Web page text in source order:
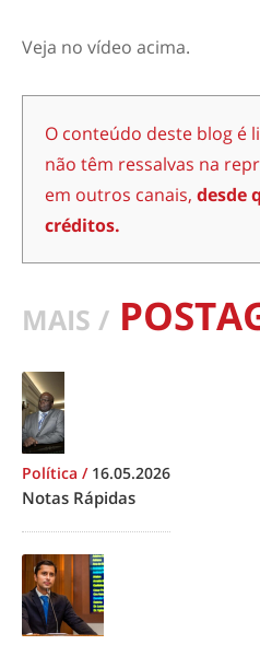
Veja no vídeo acima.
O conteúdo deste blog é
não têm ressalvas na
em outros canais, desde
créditos.
MAIS /
Política / 16.05.2026
Notas Rápidas